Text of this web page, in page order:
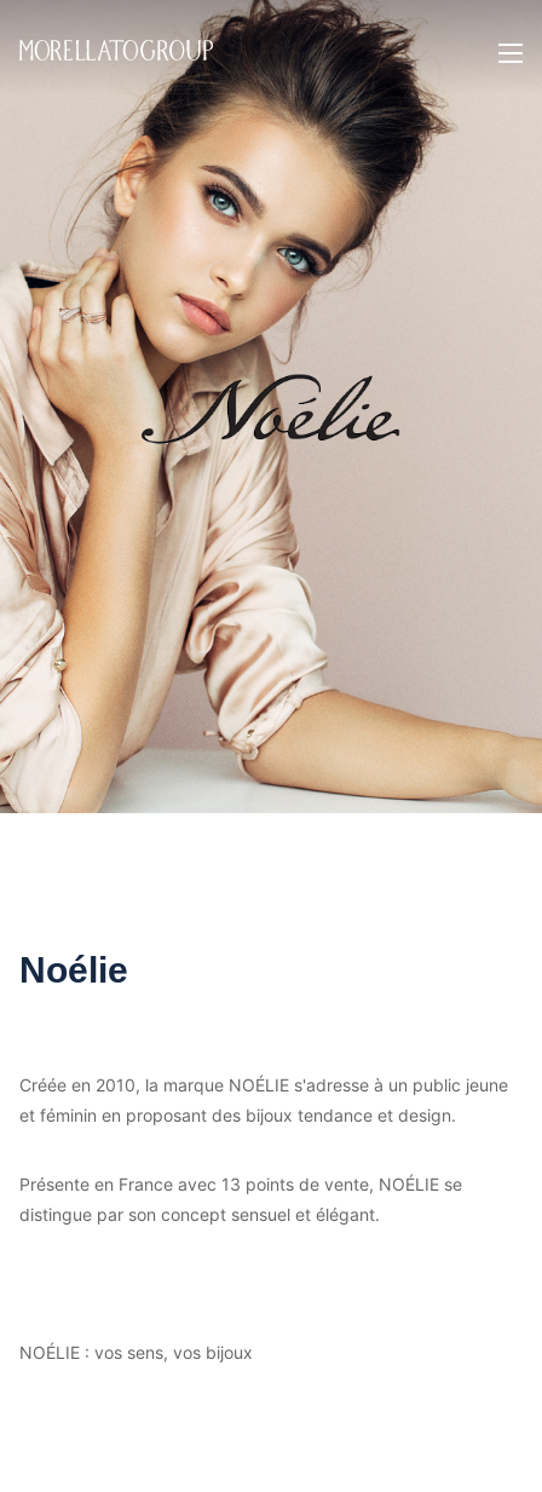
Noélie
Créée en 2010, la marque NOÉLIE s'adresse à un public jeune
et féminin en proposant des bijoux tendance et design.
Présente en France avec 13 points de vente, NOÉLIE se
distingue par son concept sensuel et élégant.
NOÉLIE : vos sens, vos bijoux